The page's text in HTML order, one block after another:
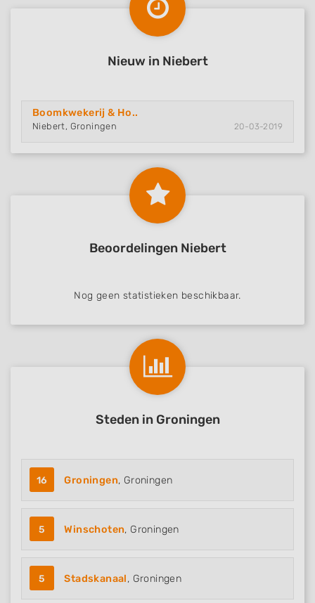
Nieuw in Niebert
Boomkwekerij & Ho..
Niebert, Groningen 20-03-2019
Beoordelingen Niebert
Nog geen statistieken beschikbaar.
Steden in Groningen
16 Groningen, Groningen
5 Winschoten, Groningen
5 Stadskanaal, Groningen